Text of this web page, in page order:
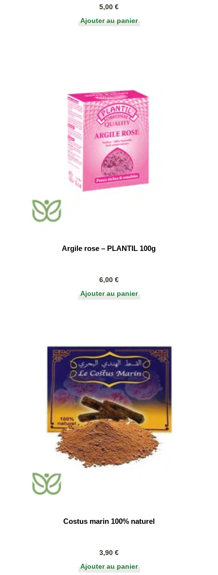
5,00 €
Ajouter au panier
Argile rose – PLANTIL 100g
6,00 €
Ajouter au panier
Costus marin 100% naturel
3,90 €
Ajouter au panier